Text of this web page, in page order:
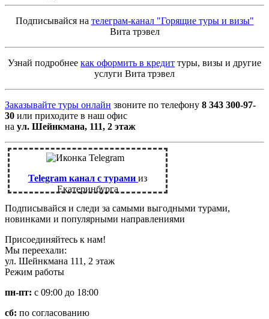
Подписывайся на телеграм-канал "Горящие туры и визы"
Вита трэвел
Узнай подробнее как оформить в кредит туры, визы и другие
услуги Вита трэвел
Заказывайте туры онлайн звоните по телефону 8 343 300-97-
30 или приходите в наш офис
на ул. Шейнкмана, 111, 2 этаж
Telegram канал с турами из
Екатеринбурга
Подписывайся и следи за самыми выгодными турами,
новинками и популярными направлениями
Присоединяйтесь к нам!
Мы переехали:
ул. Шейнкмана 111, 2 этаж
Режим работы
пн-пт: с 09:00 до 18:00
сб: по согласованию